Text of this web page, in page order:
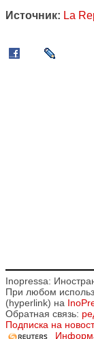
Источник: La
Inopressa:
При любом
(hyperlink) на
Обратная связь:
Подписка на